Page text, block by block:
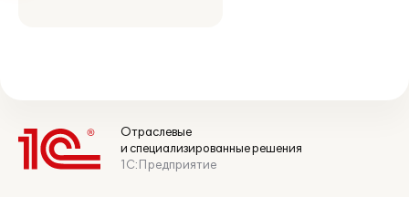
Отраслевые
и специализированные решения
1С:Предприятие